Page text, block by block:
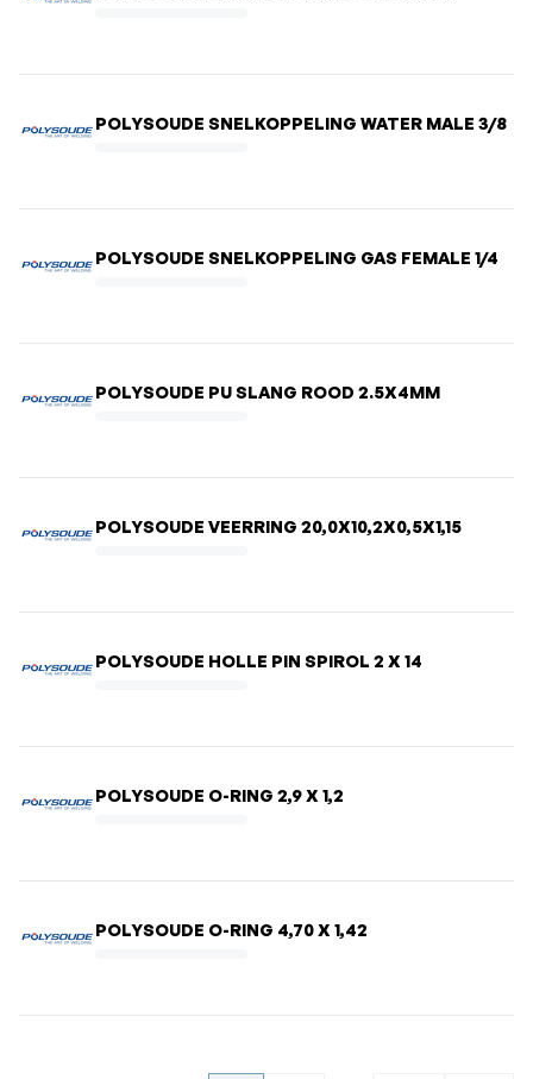
POLYSOUDE SNELKOPPELING WATER MALE 3/8
POLYSOUDE SNELKOPPELING GAS FEMALE 1/4
POLYSOUDE PU SLANG ROOD 2.5X4MM
POLYSOUDE VEERRING 20,0X10,2X0,5X1,15
POLYSOUDE HOLLE PIN SPIROL 2 X 14
POLYSOUDE O-RING 2,9 X 1,2
POLYSOUDE O-RING 4,70 X 1,42